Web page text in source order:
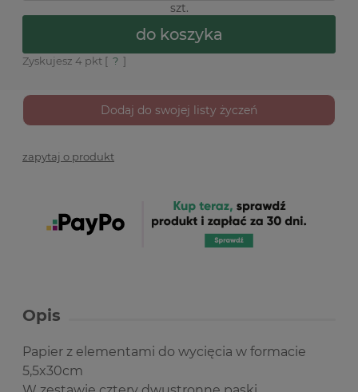
szt.
do koszyka
Zyskujesz 4 pkt [ ? ]
Dodaj do swojej listy życzeń
zapytaj o produkt
Opis
Papier z elementami do wycięcia w formacie
5,5x30cm